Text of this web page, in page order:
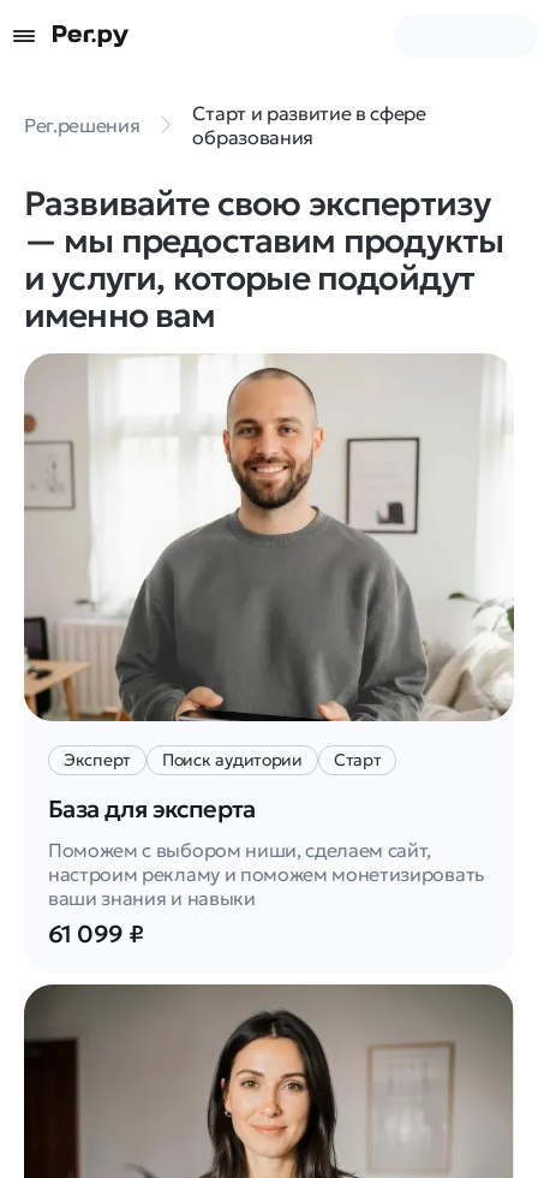
Рег.решения
Старт и развитие в сфере
образования
Развивайте свою экспертизу
— мы предоставим продукты
и услуги, которые подойдут
именно вам
Эксперт Поиск аудитории Старт
База для эксперта
Поможем с выбором ниши, сделаем сайт,
настроим рекламу и поможем монетизировать
ваши знания и навыки
61 099 ₽